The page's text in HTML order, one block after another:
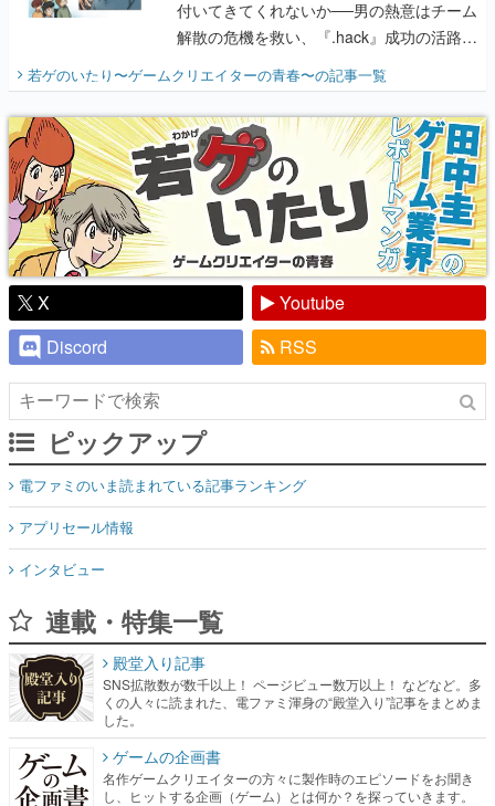
付いてきてくれないか──男の熱意はチーム
解散の危機を救い、『.hack』成功の活路を
『少年ジャンプ』色だった【若ゲのいた
り】
若ゲのいたり〜ゲームクリエイターの青春〜の記事一覧
X
Youtube
Discord
RSS
ピックアップ
電ファミのいま読まれている記事ランキング
アプリセール情報
インタビュー
連載・特集一覧
殿堂入り記事
SNS拡散数が数千以上！ ページビュー数万以上！ などなど。多
くの人々に読まれた、電ファミ渾身の“殿堂入り”記事をまとめま
した。
ゲームの企画書
名作ゲームクリエイターの方々に製作時のエピソードをお聞き
し、ヒットする企画（ゲーム）とは何か？を探っていきます。